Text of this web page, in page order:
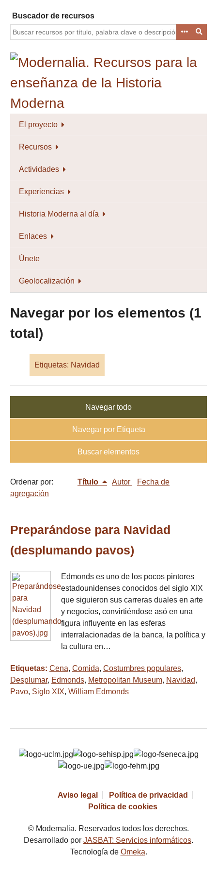
contenido
principal
Buscador de recursos
El proyecto
Recursos
Actividades
Experiencias
Historia Moderna al día
Enlaces
Únete
Geolocalización
Navegar por los elementos (1
total)
Etiquetas: Navidad
Navegar todo
Navegar por Etiqueta
Buscar elementos
Ordenar por: Título Autor
Fecha de
agregación
Preparándose para Navidad
(desplumando pavos)
Edmonds es uno de los pocos pintores
estadounidenses conocidos del siglo XIX
que siguieron sus carreras duales en arte
y negocios, convirtiéndose asó en una
figura influyente en las esferas
interralacionadas de la banca, la política y
la cultura en…
Etiquetas: Cena, Comida, Costumbres populares,
Desplumar, Edmonds, Metropolitan Museum, Navidad,
Pavo, Siglo XIX, William Edmonds
Aviso legal
Política de privacidad
Política de cookies
© Modernalia. Reservados todos los derechos.
Desarrollado por JASBAT: Servicios informáticos.
Tecnología de Omeka.